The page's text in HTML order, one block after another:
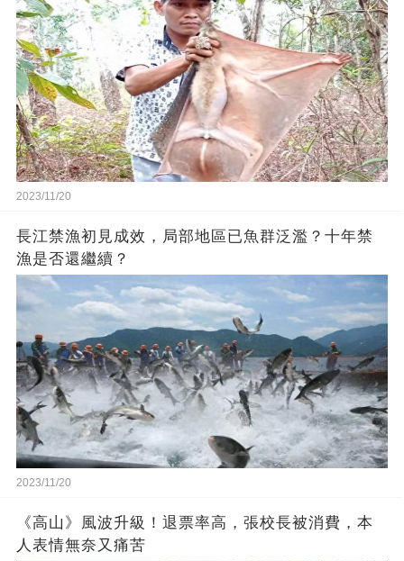
2023/11/20
長江禁漁初見成效，局部地區已魚群泛濫？十年禁
漁是否還繼續？
2023/11/20
《高山》風波升級！退票率高，張校長被消費，本
人表情無奈又痛苦